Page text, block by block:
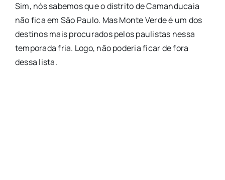
Sim, nós sabemos que o distrito de Camanducaia
não fica em São Paulo. Mas Monte Verde é um dos
destinos mais procurados pelos paulistas nessa
temporada fria. Logo, não poderia ficar de fora
dessa lista.